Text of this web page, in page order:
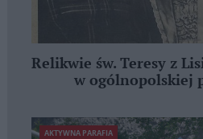
Relikwie św. Teresy z
w ogólnopolskiej
AKTYWNA PARAFIA